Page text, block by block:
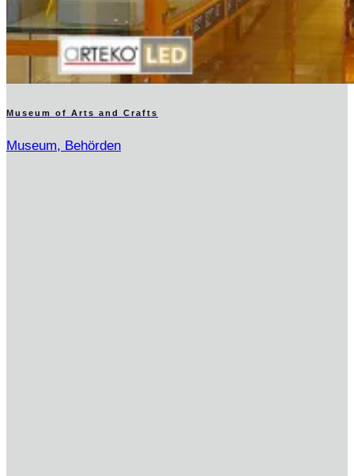
Museum of Arts and Crafts
Museum, Behörden